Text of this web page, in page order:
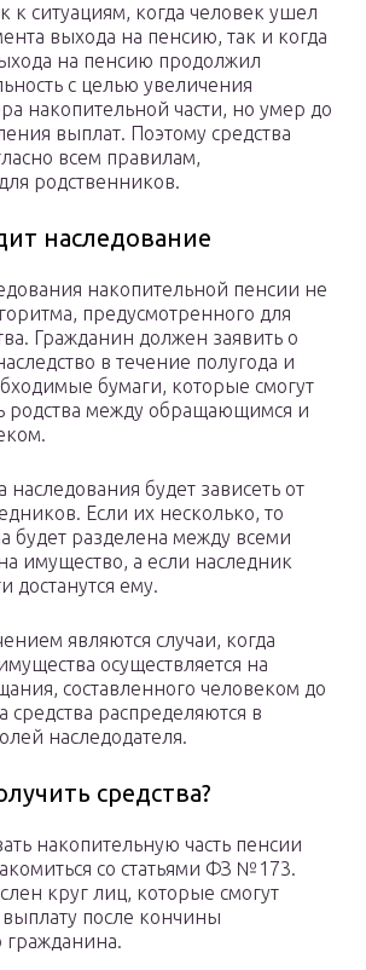
к ситуациям, когда человек ушел
выхода на пенсию, так и когда
на пенсию продолжил
с целью увеличения
накопительной части, но умер до
выплат. Поэтому средства
всем правилам,
родственников.
наследование
накопительной пенсии не
предусмотренного для
Гражданин должен заявить о
в течение полугода и
бумаги, которые смогут
родства между обращающимся и
наследования будет зависеть от
Если их несколько, то
будет разделена между всеми
имущество, а если наследник
достанутся ему.
являются случаи, когда
осуществляется на
составленного человеком до
средства распределяются в
наследодателя.
средства?
накопительную часть пенсии
со статьями ФЗ №173.
круг лиц, которые смогут
выплату после кончины
гражданина.